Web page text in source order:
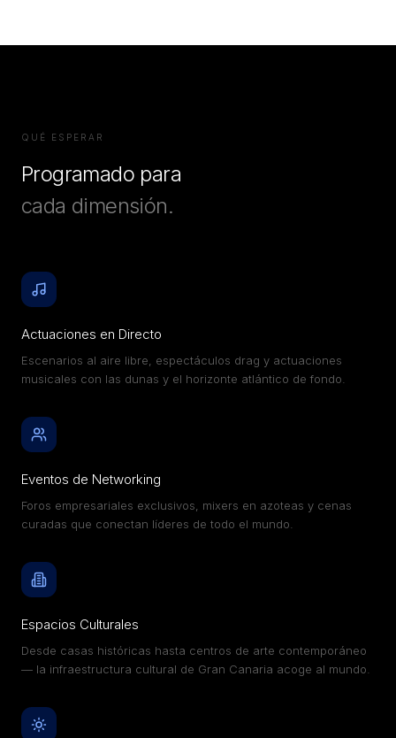
QUÉ ESPERAR
Programado para
cada dimensión.
Actuaciones en Directo
Escenarios al aire libre, espectáculos drag y actuaciones
musicales con las dunas y el horizonte atlántico de fondo.
Eventos de Networking
Foros empresariales exclusivos, mixers en azoteas y cenas
curadas que conectan líderes de todo el mundo.
Espacios Culturales
Desde casas históricas hasta centros de arte contemporáneo
— la infraestructura cultural de Gran Canaria acoge al mundo.